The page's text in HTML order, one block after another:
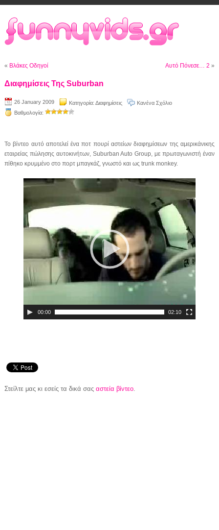
« Βλάκες Οδηγοί Αυτό Πόνεσε… 2 »
Διαφημίσεις Της Suburban
26 January 2009 Κατηγορία: Διαφημίσεις
Κανένα Σχόλιο
Βαθμολογία:
Το βίντεο αυτό αποτελεί ένα ποτ πουρί αστείων διαφημίσεων της αμερικάνικης
εταιρείας πώλησης αυτοκινήτων, Suburban Auto Group, με πρωταγωνιστή έναν
πίθηκο κρυμμένο στο πορτ μπαγκάζ, γνωστό και ως trunk monkey.
Video
00:00 02:10
Στείλτε μας κι εσείς τα δικά σας αστεία βίντεο.